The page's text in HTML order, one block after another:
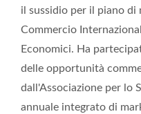
il sussidio per il piano di
Commercio
Economici. Ha
delle opportunità
dall'Associazione per lo
annuale integrato di